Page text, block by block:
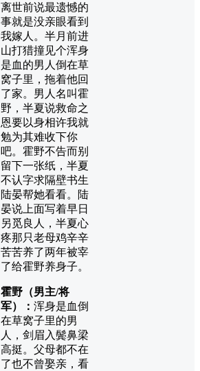
离世前说最遗憾的
事就是没亲眼看到
我嫁人。半月前进
山打猎撞见个浑身
是血的男人倒在草
窝子里，拖着他回
了家。男人名叫霍
野，半夏说救命之
恩要以身相许我就
勉为其难收下你
吧。霍野不告而别
留下一张纸，半夏
不认字求隔壁书生
陆晏帮她看看。陆
晏说上面写着早日
另觅良人，半夏心
疼那只老母鸡辛辛
苦苦养了两年被宰
了给霍野养身子。
霍野（男主/将
军）： 浑身是血倒
在草窝子里的男
人，剑眉入鬓鼻梁
高挺。父母都不在
了也不曾娶亲，看